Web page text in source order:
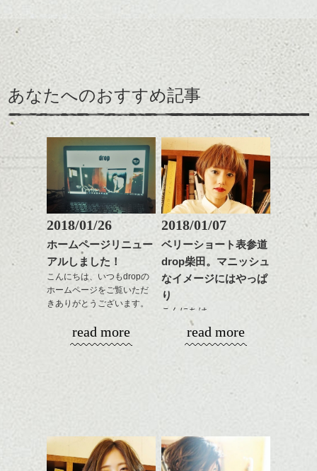
カラーリングとの組み合
わせで質感に変化をつけ
ながら楽しむ事ができる
のも
とても良いところです。
ダークトーンの色味でク
ールに演出するのもおす
ナチュラルなトーンの色
で柔らかさをプラスする
のも良いですね。
またクセ毛の方は質感調
整のストレートパーマで
髪質改善すると
更に扱いやすくなるので
おすすめです。
いつものスタイリングが
ドライした後オイルやワ
ックスをなじませるだけ
に。
これからのスタイルチェ
ンジの事、髪質に合った
感をプラスして
スタイリング方法は全体
をドライした後、
ワックスとオイルを混ぜ
ながらもみこみ、なじま
せます。
質感をかるくととのえな
がら耳かけアレンジする
のも良い感じです。
これからのスタイルチェ
ンジ、似合うカラーリン
グの事やお手入れ方法な
是非なんでもご相談して
下さいね。
シバタ
ですっきりした印象にな
るようカット。
全体のボリューム感がコ
ンパクトになるようにす
るのが良い感じです。
ベージュ系等の肌を綺麗
に見せる効果のあるカラ
ーリングをプラスして透
明感を表現すると
って毎日のお手入れも簡
ワックスとオイル、バー
ム等の質感を調整しやす
いものを全体になじませ
グも簡単で良いので朝の
そんなショートカット。
軽めの前髪で透け感を演
出できるので、
この時期とてもおすすめ
ナチュラルなベージュカ
ラーで全体にツヤと透明
感をプラスして
質感も綺麗に見せやす
く。
スタイリング方法は全体
をドライした後、
ワックスとオイルを混ぜ
ながらもみこみ、なじま
せます。
質感をかるくととのえな
がら耳かけアレンジする
のも良い感じです。
シバタ
あなたへのおすすめ記事
2018/01/26
ホームページリニュー
アルしました！
こんにちは、いつもdropの
ホームページをご覧いただ
きありがとうございます。
１５周年と移転に合わ
せ、少しばかり遅くなり
いね。
read more
2018/01/07
ベリーショート表参道
drop柴田。マニッシュ
なイメージにはやっぱ
り
こんにちは、
明けましておめでとうご
ますね。
ヘアーも雰囲気を変えた
read more